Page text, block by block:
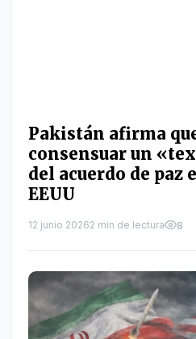
Pakistán afirma
consensuar un
del acuerdo de paz
EEUU
12 junio 20262 min de lectura 8